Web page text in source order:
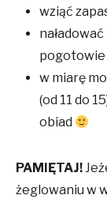
wziąć
pogotowie
w miarę
(od 11 do
obiad
PAMIĘTAJ!
żeglowaniu w